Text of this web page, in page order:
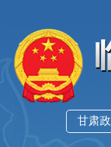
甘肃